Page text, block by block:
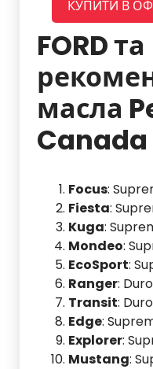
КУПИТИ В
FORD та
масла
Canada
Focus:
Fiesta:
Kuga:
Mondeo:
EcoSport:
Ranger:
Transit:
Edge:
Explorer:
Mustang: